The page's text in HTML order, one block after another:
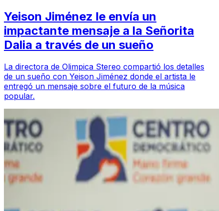
Yeison Jiménez le envía un
impactante mensaje a la Señorita
Dalia a través de un sueño
La directora de Olimpica Stereo compartió los detalles
de un sueño con Yeison Jiménez donde el artista le
entregó un mensaje sobre el futuro de la música
popular.